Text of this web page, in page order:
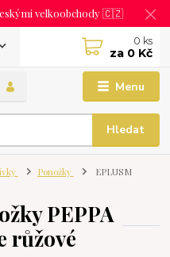
velkoobchody 🇨🇿
Menu
Hledat
0 ks
za 0 Kč
Ponožky
EPLUSM
PEPPA
růžové